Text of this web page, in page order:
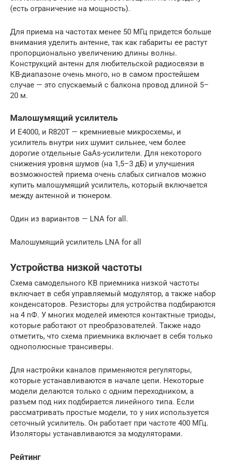
(есть ограничение на мощность).
Для приема на частотах менее 50 МГц придется больше
внимания уделить антенне, так как габариты ее растут
пропорционально увеличению длины волны.
Конструкций антенн для любительской радиосвязи в
КВ-диапазоне очень много, но в самом простейшем
случае — это спускаемый с балкона провод длиной 5–
20 м.
Малошумящий усилитель
И E4000, и R820T — кремниевые микросхемы, и
усилитель внутри них шумит сильнее, чем более
дорогие отдельные GaAs-усилители. Для некоторого
снижения уровня шумов (на 1,5–3 дБ) и улучшения
возможностей приема очень слабых сигналов можно
купить малошумящий усилитель, который включается
между антенной и тюнером.
Один из вариантов — LNA for all.
Малошумящий усилитель LNA for all
Устройства низкой частоты
Схема самодельного КВ приемника низкой частоты
включает в себя управляемый модулятор, а также набор
конденсаторов. Резисторы для устройства подбираются
на 4 пФ. У многих моделей имеются контактные триоды,
которые работают от преобразователей. Также надо
отметить, что схема приемника включает в себя только
однополюсные трансиверы.
Для настройки каналов применяются регуляторы,
которые устанавливаются в начале цепи. Некоторые
модели делаются только с одним переходником, а
разъем под них подбирается линейного типа. Если
рассматривать простые модели, то у них используется
сеточный усилитель. Он работает при частоте 400 МГц.
Изоляторы устанавливаются за модуляторами.
Рейтинг